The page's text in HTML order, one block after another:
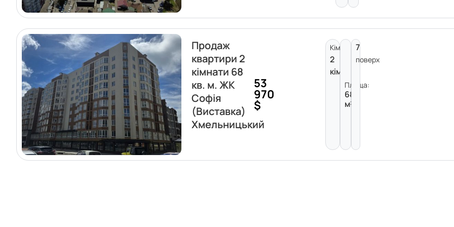
Продаж
квартири 2
кімнати 68
кв. м. ЖК
Софія
(Виставка)
Хмельницький
53
970
$
Кімнат:
2
кімнати
Площа:
68
м²
7
поверх